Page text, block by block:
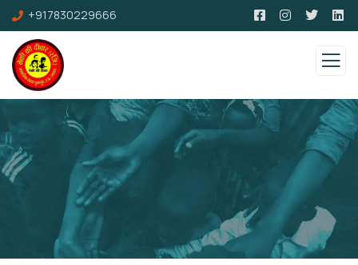
+917830229666